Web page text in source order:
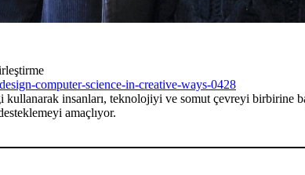
computer-science-in-creative-ways-0428
kullanarak insanları, teknolojiyi ve somut çevreyi birbirine
amaçlıyor.